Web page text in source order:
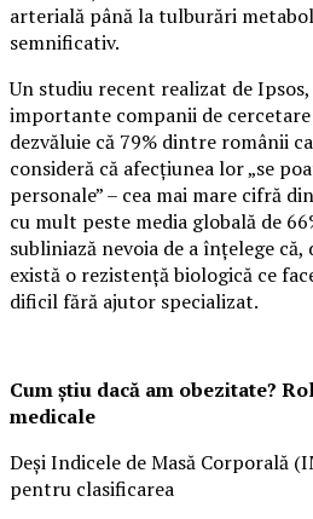
arterială până la tulburări
semnificativ.
Un studiu recent realizat de
importante companii de
dezvăluie că 79% dintre românii
consideră că afecțiunea lor „se
personale” – cea mai mare cifră
cu mult peste media globală de
subliniază nevoia de a înțelege
există o rezistență biologică ce
dificil fără ajutor specializat.
Cum știu dacă am obezitate?
medicale
Deși Indicele de Masă Corporală
pentru clasificarea